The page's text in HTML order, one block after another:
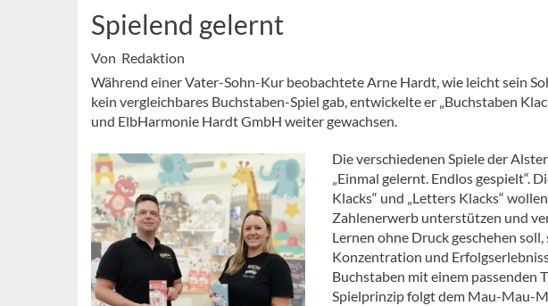
Spielend gelernt
Von Redaktion
Während einer Vater-Sohn-Kur beobachtete Arne Hardt, wie leicht sein
kein vergleichbares Buchstaben-Spiel gab, entwickelte er „Buchstaben
und ElbHarmonie Hardt GmbH weiter gewachsen.
Die verschiedenen Spiele der
„Einmal gelernt. Endlos gespielt“.
Klacks“ und „Letters Klacks“
Zahlenerwerb unterstützen und
Lernen ohne Druck geschehen
Konzentration und
Buchstaben mit einem passenden
Spielprinzip folgt dem Mau-Mau-